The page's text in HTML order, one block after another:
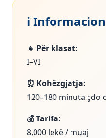
ℹ️ Informacion
👧 Për klasat:
I–VI
⏰ Kohëzgjatja:
120–180 minuta çdo
💰 Tarifa:
8,000 lekë / muaj